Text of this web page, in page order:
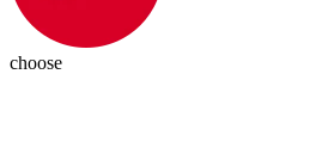
choose